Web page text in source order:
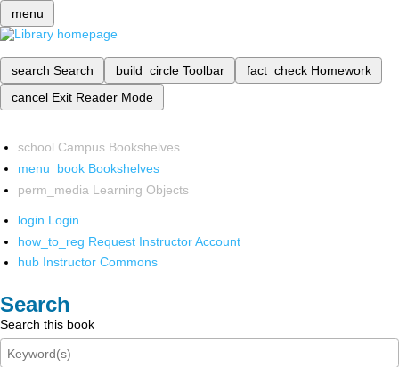
menu
search Search build_circle Toolbar fact_check Homework
cancel Exit Reader Mode
school Campus Bookshelves
menu_book Bookshelves
perm_media Learning Objects
login Login
how_to_reg Request Instructor Account
hub Instructor Commons
Search
Search this book